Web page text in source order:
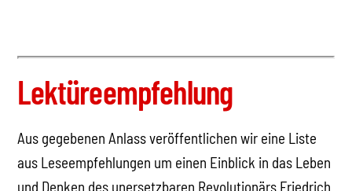
Lektüreempfehlung
Aus gegebenen Anlass veröffentlichen wir eine Liste
aus Leseempfehlungen um einen Einblick in das Leben
und Denken des unersetzbaren Revolutionärs Friedrich